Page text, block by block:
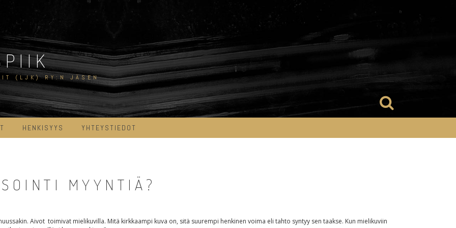
(LJK) RY:N JÄSEN
HENKISYYS YHTEYSTIEDOT
MYYNTIÄ?
Aivot toimivat mielikuvilla. Mitä kirkkaampi kuva on, sitä suurempi henkinen voima eli tahto syntyy sen taakse. Kun mielikuviin